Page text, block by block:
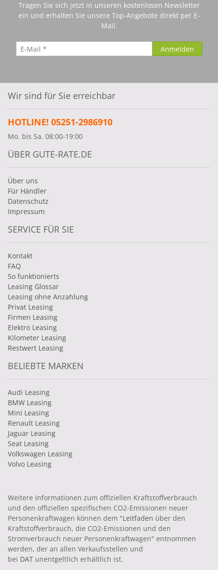
Tragen Sie sich jetzt in unseren kostenlosen Newsletter
ein und erhalten Sie unsere Top-Angebote direkt per E-
Mail.
Wir sind für Sie erreichbar
HOTLINE! 05251-2986910
Mo. bis Sa. 08:00-19:00
ÜBER GUTE-RATE.DE
Über uns
Für Händler
Datenschutz
Impressum
SERVICE FÜR SIE
Kontakt
FAQ
So funktionierts
Leasing Glossar
Leasing ohne Anzahlung
Privat Leasing
Firmen Leasing
Elektro Leasing
Kilometer Leasing
Restwert Leasing
BELIEBTE MARKEN
Audi Leasing
BMW Leasing
Mini Leasing
Renault Leasing
Jaguar Leasing
Seat Leasing
Volkswagen Leasing
Volvo Leasing
Weitere Informationen zum offiziellen Kraftstoffverbrauch
und den offiziellen spezifischen CO2-Emissionen neuer
Personenkraftwagen können dem "Leitfaden über den
Kraftstoffverbrauch, die CO2-Emissionen und den
Stromverbrauch neuer Personenkraftwagen" entnommen
werden, der an allen Verkaufsstellen und
bei DAT unentgeltlich erhältlich ist.